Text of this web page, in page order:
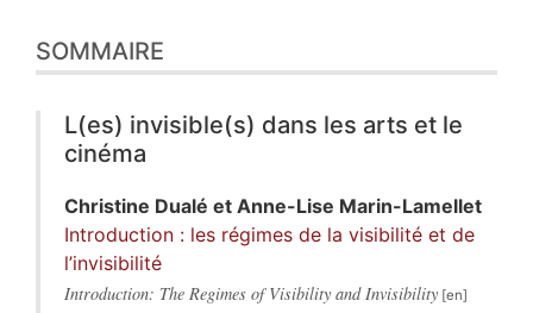
SOMMAIRE
L(es) invisible(s) dans les arts et le
cinéma
Christine Dualé et Anne-Lise Marin-Lamellet
Introduction : les régimes de la visibilité et de
l’invisibilité
Introduction: The Regimes of Visibility and Invisibility